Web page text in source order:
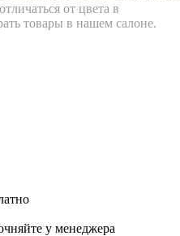
от цвета в
товары в нашем салоне.
у менеджера